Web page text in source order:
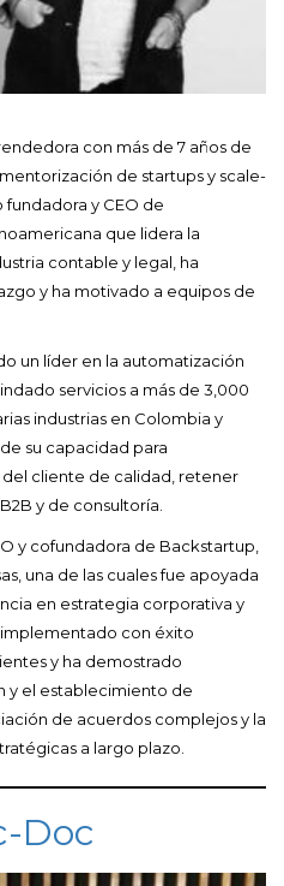
con más de 7 años de
de startups y scale-
fundadora y CEO de
que lidera la
contable y legal, ha
y ha motivado a equipos de
un líder en la automatización
servicios a más de 3,000
industrias en Colombia y
su capacidad para
cliente de calidad, retener
y de consultoría.
y cofundadora de Backstartup,
una de las cuales fue apoyada
en estrategia corporativa y
con éxito
y ha demostrado
y el establecimiento de
de acuerdos complejos y la
a largo plazo.
Doc